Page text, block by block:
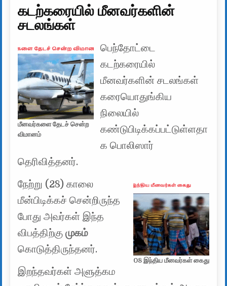
கடற்கரையில் மீனவர்களின்
சடலங்கள்
மீனவர்களை தேடச் சென்ற
விமானம்
பெந்தோட்டை
கடற்கரையில்
மீனவர்களின் சடலங்கள்
கரையொதுங்கிய
நிலையில்
கண்டுபிடிக்கப்பட்டுள்ளதா
க பொலிஸார்
தெரிவித்தனர்.
08 இந்திய மீனவர்கள் கைது
நேற்று (28) காலை
மீன்பிடிக்கச் சென்றிருந்த
போது அவர்கள் இந்த
விபத்திற்கு முகம்
கொடுத்திருந்தனர்.
இறந்தவர்கள் அளுத்கம